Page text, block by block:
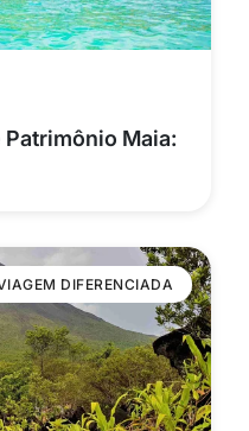
Maia:
DIFERENCIADA